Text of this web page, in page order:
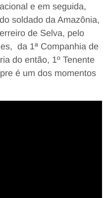
e em seguida,
soldado da Amazônia,
de Selva, pelo
da 1ª Companhia de
do então, 1º Tenente
é um dos momentos